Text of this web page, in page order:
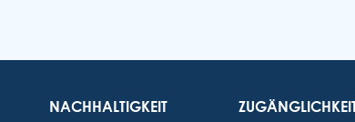
NACHHALTIGKEIT